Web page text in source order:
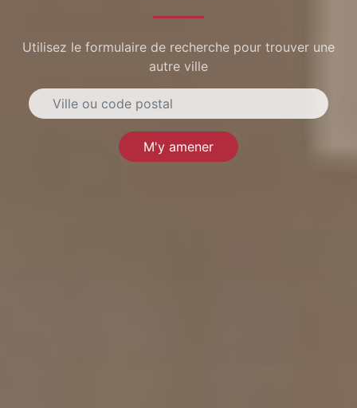
Utilisez le formulaire de recherche pour trouver une
autre ville
M'y amener